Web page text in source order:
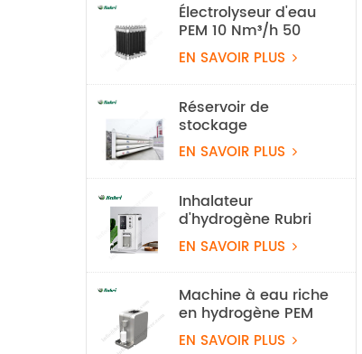
Électrolyseur d'eau
PEM 10 Nm³/h 50
kW, équipement de
production
d'hydrogène
EN SAVOIR PLUS
Réservoir de
stockage
d'hydrogène
stationnaire de 20
Mpa
EN SAVOIR PLUS
Inhalateur
d'hydrogène Rubri
1800 ml/min à 99,99
%
EN SAVOIR PLUS
Machine à eau riche
en hydrogène PEM
EN SAVOIR PLUS